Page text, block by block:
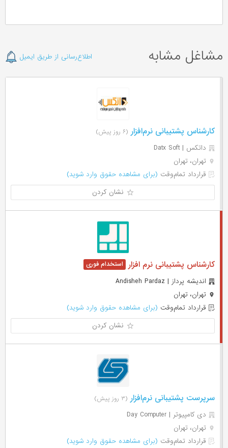
مشاغل مشابه اطلاع‌رسانی از طریق ایمیل
کارشناس پشتیبانی نرم‌افزار (۶ روز پیش)
داتکس | Datx Soft
تهران، تهران
قرارداد تمام‌وقت (برای مشاهده حقوق وارد شوید)
نشان کردن
کارشناس پشتیبانی نرم افزار
اندیشه پرداز | Andisheh Pardaz
تهران، تهران
قرارداد تمام‌وقت (برای مشاهده حقوق وارد شوید)
نشان کردن
سرپرست پشتیبانی نرم‌افزار (۳ روز پیش)
دی کامپیوتر | Day Computer
تهران، تهران
قرارداد تمام‌وقت (برای مشاهده حقوق وارد شوید)